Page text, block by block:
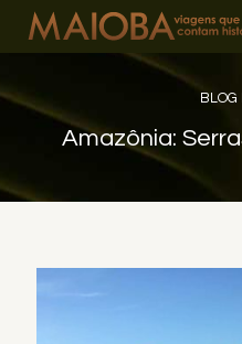
Amazônia: